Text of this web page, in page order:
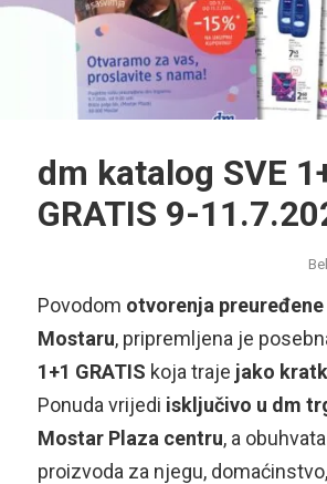
dm katalog SVE
GRATIS 9-
Povodom otvorenja
Mostaru, pripremljena je
1+1 GRATIS koja traje jako
Ponuda vrijedi isključivo u dm
Mostar Plaza centru, a
proizvoda za njegu,